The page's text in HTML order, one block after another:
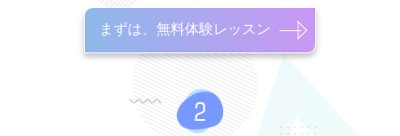
まずは、無料体験レッスン